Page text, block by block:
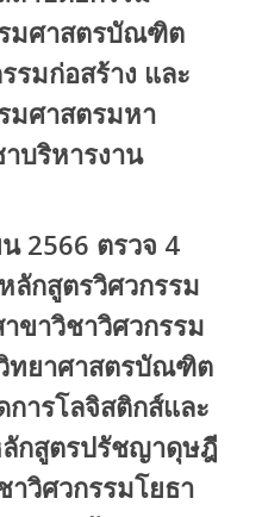
มศาสตรบัณฑิต
รมก่อสร้าง และ
มศาสตรมหา
บริหารงาน
2566 ตรวจ 4
ลักสูตรวิศวกรรม
ขาวิชาวิศวกรรม
ทยาศาสตรบัณฑิต
ารโลจิสติกส์และ
กสูตรปรัชญาดุษฎี
วิศวกรรมโยธา